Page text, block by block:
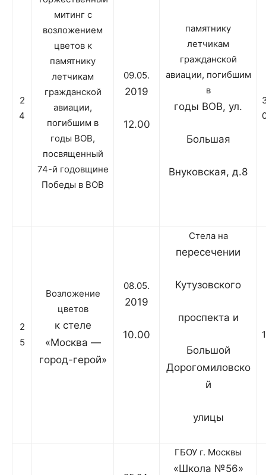
2
4
митинг с
возложением
цветов к
памятнику
летчикам
гражданской
авиации,
погибшим в
годы ВОВ,
посвященный
74-й годовщине
Победы в ВОВ
09.05.
2019
12.00
памятнику
летчикам
гражданской
авиации, погибшим
в
годы ВОВ, ул.
Большая
Внуковская, д.8
2
5
Возложение
цветов
к стеле
«Москва —
город-герой»
08.05.
2019
10.00
Стела на
пересечении
Кутузовского
проспекта и
Большой
Дорогомиловско
й
улицы
ГБОУ г. Москвы
«Школа №56»